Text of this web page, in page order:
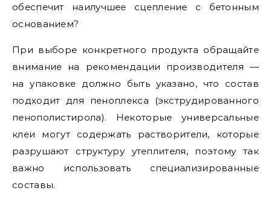
обеспечит наилучшее сцепление с бетонным
основанием?
При выборе конкретного продукта обращайте
внимание на рекомендации производителя —
на упаковке должно быть указано, что состав
подходит для пеноплекса (экструдированного
пенополистирола). Некоторые универсальные
клеи могут содержать растворители, которые
разрушают структуру утеплителя, поэтому так
важно использовать специализированные
составы.